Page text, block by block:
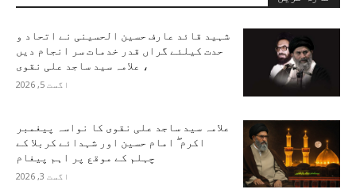
شہید قائد عارف حسین الحسینی نے اتحاد و
حدت کیلئے گراں قدر خدمات سر انجام دیں
، علامہ سید ساجد علی نقوی
اگست 5, 2026
علامہ سید ساجد علی نقوی کا نواسہ پیغمبر
اکرم ۖ امام حسین اور شہدائے کربلا کے
چہلم کے موقع پر اہم پیغام
اگست 3, 2026